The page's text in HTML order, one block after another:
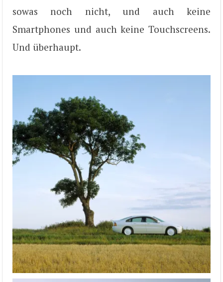
sowas noch nicht, und auch keine
Smartphones und auch keine Touchscreens.
Und überhaupt.